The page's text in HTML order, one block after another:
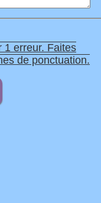
1 erreur. Faites
de ponctuation.